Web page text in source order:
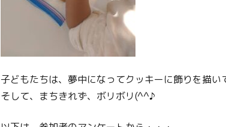
子どもたちは、夢中になってクッキーに飾りを描い
そして、まちきれず、ボリボリ(^^♪